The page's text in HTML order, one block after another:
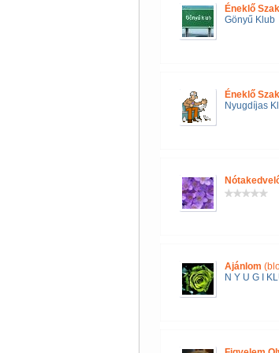
Éneklő
Gönyű Klub
Éneklő
Nyugdíjas
Ajánlom
N Y U G I